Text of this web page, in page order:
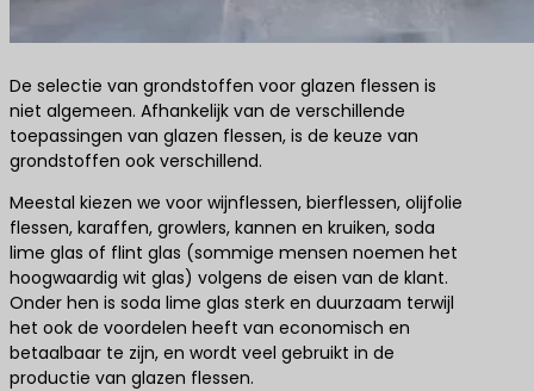
De selectie van grondstoffen voor glazen flessen is
niet algemeen. Afhankelijk van de verschillende
toepassingen van glazen flessen, is de keuze van
grondstoffen ook verschillend.
Meestal kiezen we voor wijnflessen, bierflessen, olijfolie
flessen, karaffen, growlers, kannen en kruiken, soda
lime glas of flint glas (sommige mensen noemen het
hoogwaardig wit glas) volgens de eisen van de klant.
Onder hen is soda lime glas sterk en duurzaam terwijl
het ook de voordelen heeft van economisch en
betaalbaar te zijn, en wordt veel gebruikt in de
productie van glazen flessen.